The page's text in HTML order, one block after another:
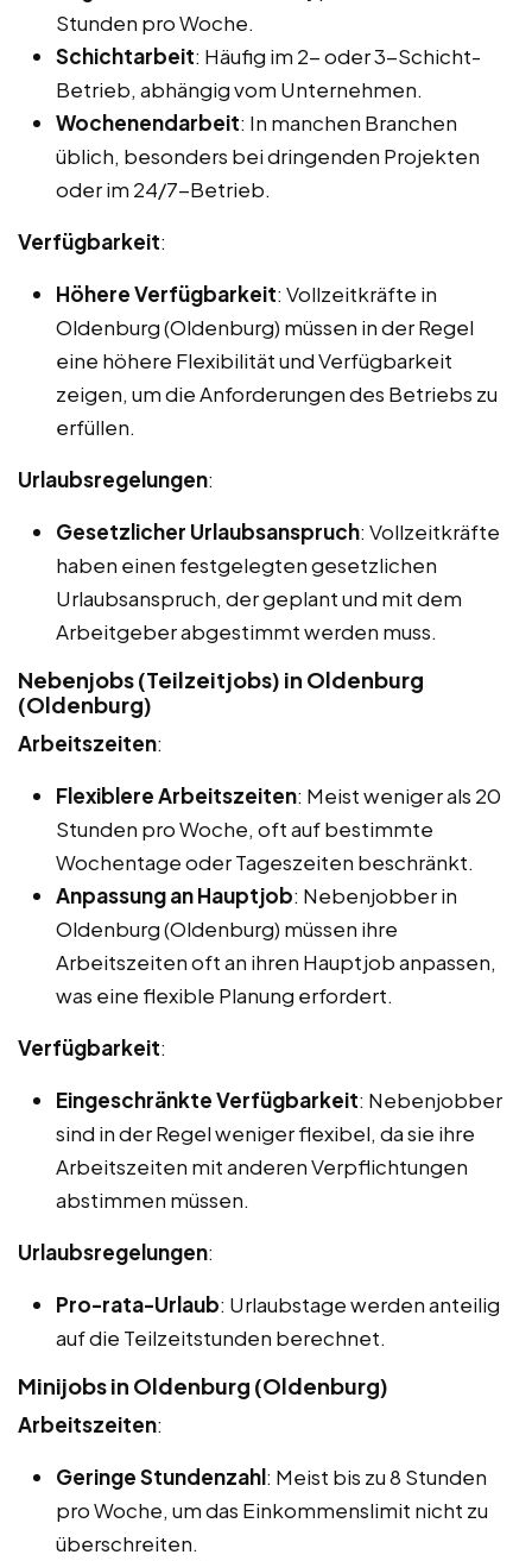
Stunden pro Woche.
Schichtarbeit: Häufig im 2- oder 3-Schicht-
Betrieb, abhängig vom Unternehmen.
Wochenendarbeit: In manchen Branchen
üblich, besonders bei dringenden Projekten
oder im 24/7-Betrieb.
Verfügbarkeit:
Höhere Verfügbarkeit: Vollzeitkräfte in
Oldenburg (Oldenburg) müssen in der Regel
eine höhere Flexibilität und Verfügbarkeit
zeigen, um die Anforderungen des Betriebs zu
erfüllen.
Urlaubsregelungen:
Gesetzlicher Urlaubsanspruch: Vollzeitkräfte
haben einen festgelegten gesetzlichen
Urlaubsanspruch, der geplant und mit dem
Arbeitgeber abgestimmt werden muss.
Nebenjobs (Teilzeitjobs) in Oldenburg
(Oldenburg)
Arbeitszeiten:
Flexiblere Arbeitszeiten: Meist weniger als 20
Stunden pro Woche, oft auf bestimmte
Wochentage oder Tageszeiten beschränkt.
Anpassung an Hauptjob: Nebenjobber in
Oldenburg (Oldenburg) müssen ihre
Arbeitszeiten oft an ihren Hauptjob anpassen,
was eine flexible Planung erfordert.
Verfügbarkeit:
Eingeschränkte Verfügbarkeit: Nebenjobber
sind in der Regel weniger flexibel, da sie ihre
Arbeitszeiten mit anderen Verpflichtungen
abstimmen müssen.
Urlaubsregelungen:
Pro-rata-Urlaub: Urlaubstage werden anteilig
auf die Teilzeitstunden berechnet.
Minijobs in Oldenburg (Oldenburg)
Arbeitszeiten:
Geringe Stundenzahl: Meist bis zu 8 Stunden
pro Woche, um das Einkommenslimit nicht zu
überschreiten.